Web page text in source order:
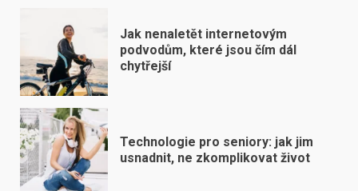
Jak nenaletět internetovým
podvodům, které jsou čím dál
chytřejší
Technologie pro seniory: jak jim
usnadnit, ne zkomplikovat život